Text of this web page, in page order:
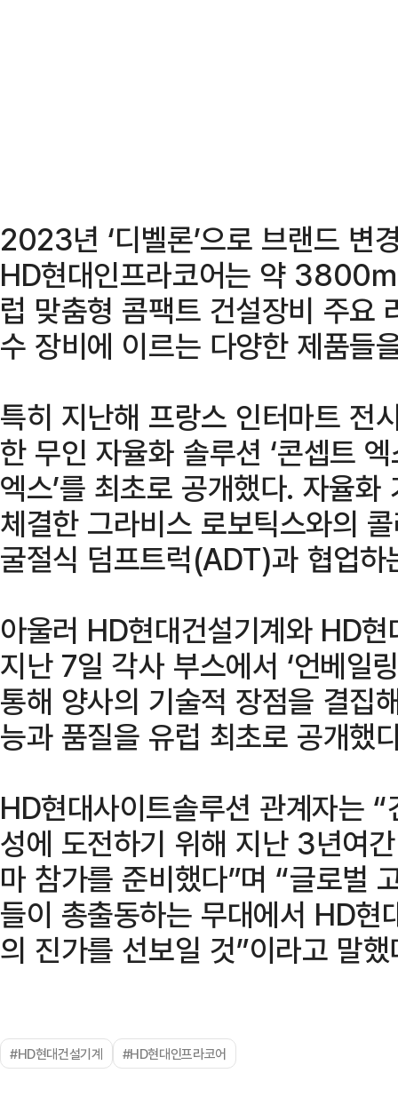
2023년 ‘디벨론’으로 브랜드 변
HD현대인프라코어는 약 3800
럽 맞춤형 콤팩트 건설장비 주요
수 장비에 이르는 다양한 제품들
특히 지난해 프랑스 인터마트 전
한 무인 자율화 솔루션 ‘콘셉트
엑스’를 최초로 공개했다. 자율
체결한 그라비스 로보틱스와의
굴절식 덤프트럭(ADT)과 협업하
아울러 HD현대건설기계와 HD
지난 7일 각사 부스에서 ‘언베일
통해 양사의 기술적 장점을 결집
능과 품질을 유럽 최초로 공개했
HD현대사이트솔루션 관계자는
성에 도전하기 위해 지난 3년여
마 참가를 준비했다”며 “글로벌
들이 총출동하는 무대에서 HD현
의 진가를 선보일 것”이라고 말했
#HD현대건설기계 #HD현대인프라코어